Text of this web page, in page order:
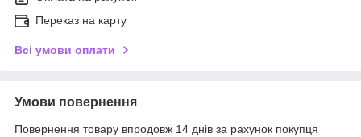
Переказ на карту
Всі умови оплати
Умови повернення
Повернення товару впродовж 14 днів за рахунок покупця